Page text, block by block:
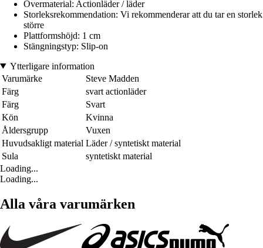
Övermaterial: Actionläder / läder
Storleksrekommendation: Vi rekommenderar att du tar en storlek
större
Plattformshöjd: 1 cm
Stängningstyp: Slip-on
Ytterligare information
Varumärke
Steve Madden
Färg
svart actionläder
Färg
Svart
Kön
Kvinna
Åldersgrupp
Vuxen
Huvudsakligt material Läder / syntetiskt material
Sula
syntetiskt material
Loading...
Loading...
Alla våra varumärken